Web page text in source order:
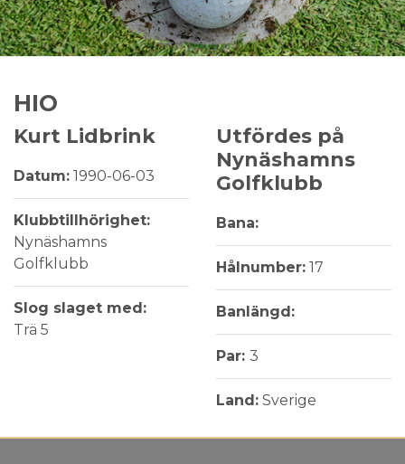
HIO
Kurt Lidbrink
Datum: 1990-06-03
Klubbtillhörighet:
Nynäshamns
Golfklubb
Slog slaget med:
Trä 5
Utfördes på
Nynäshamns
Golfklubb
Bana:
Hålnumber: 17
Banlängd:
Par: 3
Land: Sverige